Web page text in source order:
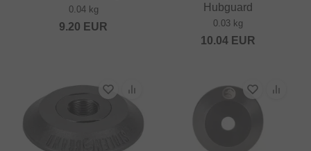
0.04 kg
9.20 EUR
Hubguard
0.03 kg
10.04EUR